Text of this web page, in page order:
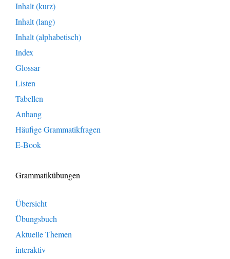
Inhalt (kurz)
Inhalt (lang)
Inhalt (alphabetisch)
Index
Glossar
Listen
Tabellen
Anhang
Häufige Grammatikfragen
E-Book
Grammatikübungen
Übersicht
Übungsbuch
Aktuelle Themen
interaktiv